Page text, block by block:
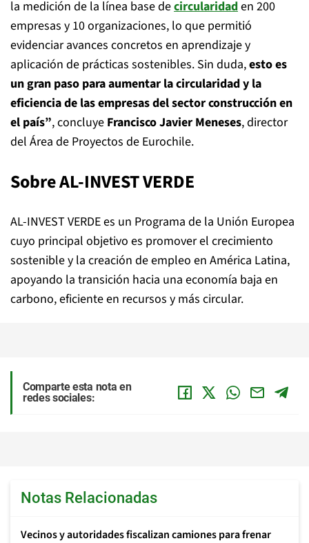
la medición de la línea base decircularidaden 200
empresas y 10 organizaciones, lo que permitió
evidenciar avances concretos en aprendizaje y
aplicación de prácticas sostenibles. Sin duda,esto es
un gran paso para aumentar la circularidad y la
eficiencia de las empresas del sector construcción en
el país”, concluye Francisco Javier Meneses, director
del Área de Proyectos de Eurochile.
Sobre AL-INVEST VERDE
AL-INVEST VERDE es un Programa de la Unión Europea
cuyo principal objetivo es promover el crecimiento
sostenible y la creación de empleo en América Latina,
apoyando la transición hacia una economía baja en
carbono, eficiente en recursos y más circular.
Comparte esta nota en
redes sociales:
Notas Relacionadas
Vecinos y autoridades fiscalizan camiones para frenar